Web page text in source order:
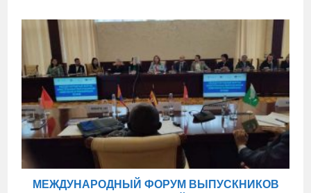
МЕЖДУНАРОДНЫЙ ФОРУМ ВЫПУСКНИКОВ